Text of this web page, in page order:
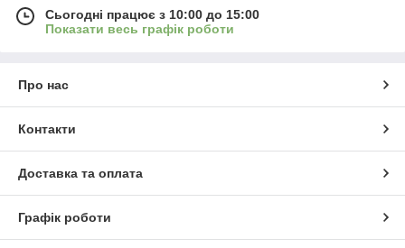
Сьогодні працює з 10:00 до 15:00
Показати весь графік роботи
Про нас
Контакти
Доставка та оплата
Графік роботи